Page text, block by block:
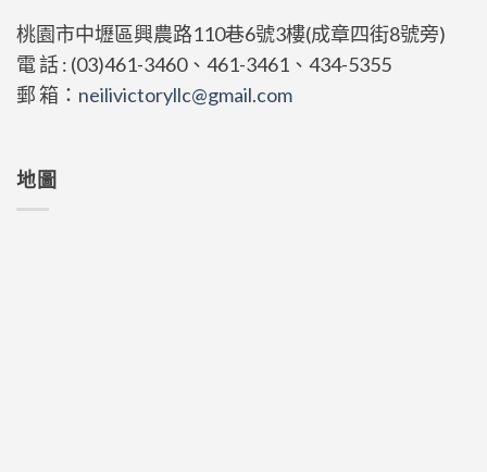
桃園市中壢區興農路110巷6號3樓(成章四街8號旁)
電 話 : (03)461-3460、461-3461、434-5355
郵 箱： neilivictoryllc@gmail.com
地圖